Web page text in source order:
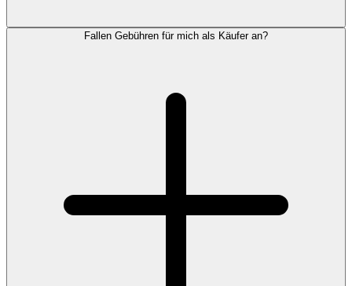
Fallen Gebühren für mich als Käufer an?